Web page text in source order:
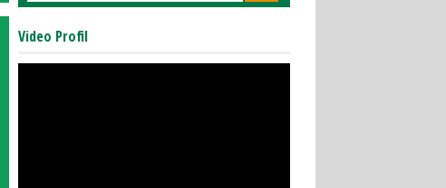
Video Profil